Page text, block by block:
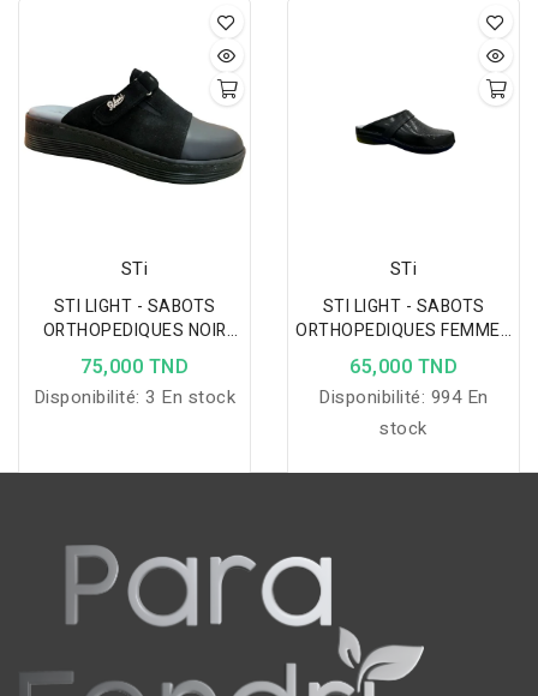
STi
STI LIGHT - SABOTS
ORTHOPEDIQUES NOIR
DAIM DETAILS PAILLETES
FEMME
75,000 TND
Disponibilité:3 En stock
STi
STI LIGHT - SABOTS
ORTHOPEDIQUES FEMMES
NOIRS
65,000 TND
Disponibilité: 994 En
stock